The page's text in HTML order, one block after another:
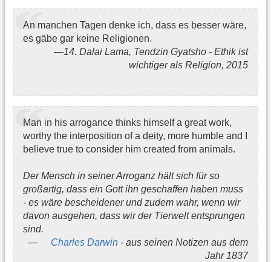
An manchen Tagen denke ich, dass es besser wäre,
es gäbe gar keine Religionen.
14. Dalai Lama, Tendzin Gyatsho - Ethik ist
wichtiger als Religion, 2015
Man in his arrogance thinks himself a great work,
worthy the interposition of a deity, more humble and I
believe true to consider him created from animals.
Der Mensch in seiner Arroganz hält sich für so
großartig, dass ein Gott ihn geschaffen haben muss
- es wäre bescheidener und zudem wahr, wenn wir
davon ausgehen, dass wir der Tierwelt entsprungen
sind.
Charles Darwin - aus seinen Notizen aus dem
Jahr 1837